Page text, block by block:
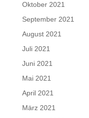
Oktober 2021
September 2021
August 2021
Juli 2021
Juni 2021
Mai 2021
April 2021
März 2021